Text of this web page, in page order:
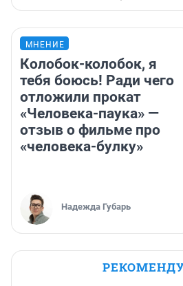
МНЕНИЕ
Колобок-колобок, я
тебя боюсь! Ради чего
отложили прокат
«Человека-паука» —
отзыв о фильме про
«человека-булку»
Надежда Губарь